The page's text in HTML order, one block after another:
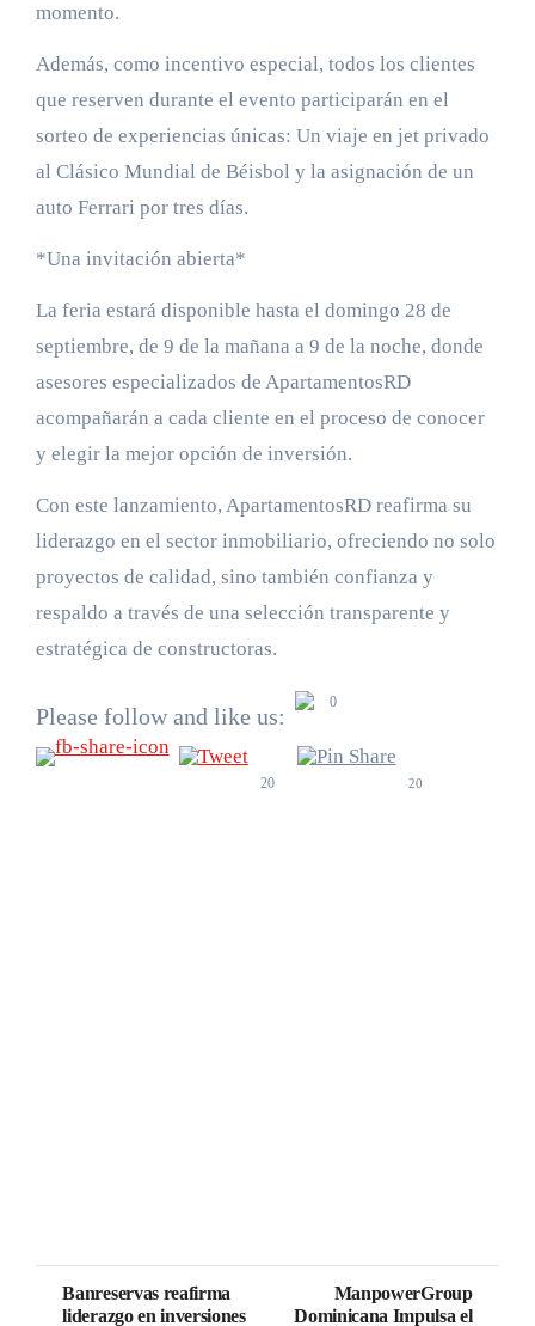
momento.
Además, como incentivo especial, todos los clientes
que reserven durante el evento participarán en el
sorteo de experiencias únicas: Un viaje en jet privado
al Clásico Mundial de Béisbol y la asignación de un
auto Ferrari por tres días.
*Una invitación abierta*
La feria estará disponible hasta el domingo 28 de
septiembre, de 9 de la mañana a 9 de la noche, donde
asesores especializados de ApartamentosRD
acompañarán a cada cliente en el proceso de conocer
y elegir la mejor opción de inversión.
Con este lanzamiento, ApartamentosRD reafirma su
liderazgo en el sector inmobiliario, ofreciendo no solo
proyectos de calidad, sino también confianza y
respaldo a través de una selección transparente y
estratégica de constructoras.
Please follow and like us:
0
20 20
Banreservas reafirma
liderazgo en inversiones
ManpowerGroup
Dominicana Impulsa el